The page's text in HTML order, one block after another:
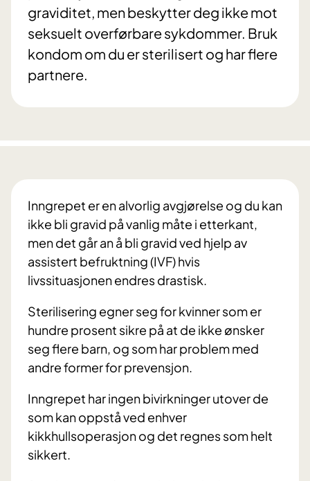
graviditet, men beskytter deg ikke mot
seksuelt overførbare sykdommer. Bruk
kondom om du er sterilisert og har flere
partnere.
Inngrepet er en alvorlig avgjørelse og du kan
ikke bli gravid på vanlig måte i etterkant,
men det går an å bli gravid ved hjelp av
assistert befruktning (IVF) hvis
livssituasjonen endres drastisk.
Sterilisering egner seg for kvinner som er
hundre prosent sikre på at de ikke ønsker
seg flere barn, og som har problem med
andre former for prevensjon.
Inngrepet har ingen bivirkninger utover de
som kan oppstå ved enhver
kikkhullsoperasjon og det regnes som helt
sikkert.